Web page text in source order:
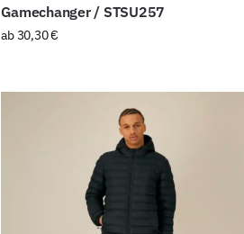
Gamechanger / STSU257
ab30,30€